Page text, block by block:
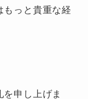
もっと貴重な経
申し上げま